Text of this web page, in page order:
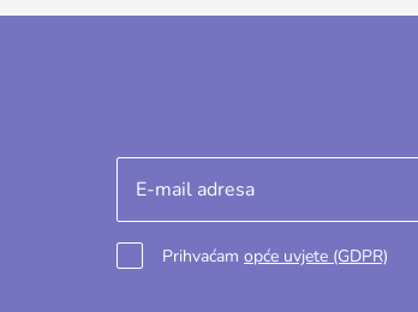
Prihvaćam opće uvjete (GDPR)